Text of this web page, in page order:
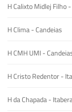
H Calixto Midlej Filho
H Clima - Candeias
H CMH UMI -
H Cristo Redentor -
H da Chapada -